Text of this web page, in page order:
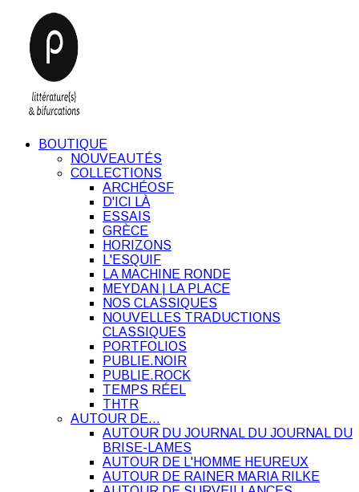
BOUTIQUE
NOUVEAUTÉS
COLLECTIONS
ARCHÉOSF
D'ICI LÀ
ESSAIS
GRÈCE
HORIZONS
L'ESQUIF
LA MACHINE RONDE
MEYDAN | LA PLACE
NOS CLASSIQUES
NOUVELLES TRADUCTIONS
CLASSIQUES
PORTFOLIOS
PUBLIE.NOIR
PUBLIE.ROCK
TEMPS RÉEL
THTR
AUTOUR DE…
AUTOUR DU JOURNAL DU JOURNAL DU
BRISE-LAMES
AUTOUR DE L'HOMME HEUREUX
AUTOUR DE RAINER MARIA RILKE